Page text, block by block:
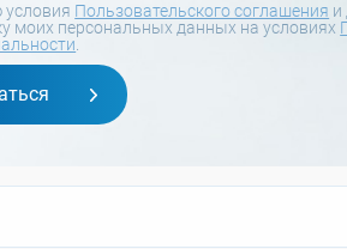
Пользовательского соглашения и
моих персональных данных на условиях